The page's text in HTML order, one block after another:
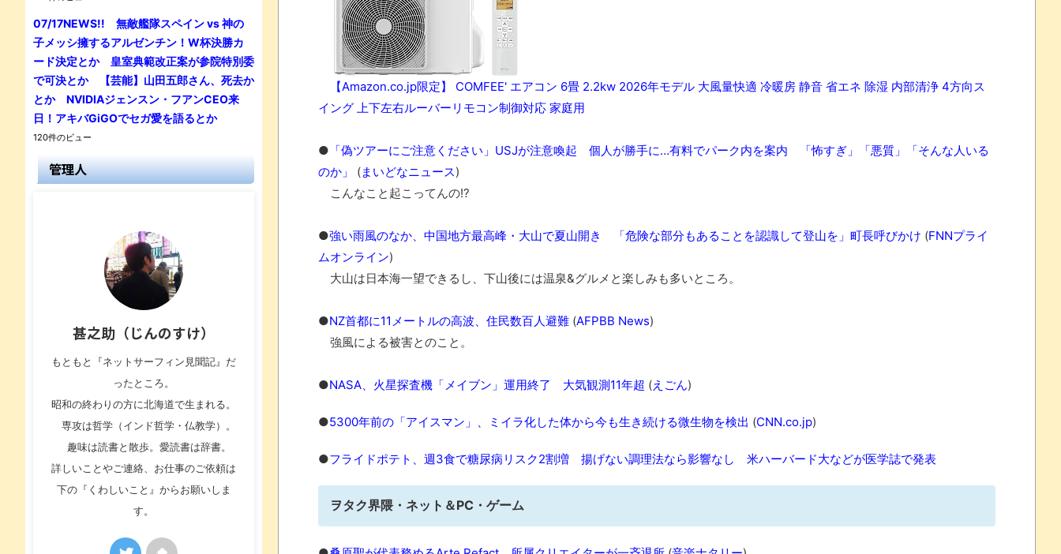
【Amazon.co.jp限定】 COMFEE' エアコン 6畳 2.2kw 2026年モデル 大風量快適 冷暖房 静音 省エネ 除湿 内部清浄 4方向ス
イング 上下左右ルーバーリモコン制御対応 家庭用
● 「偽ツアーにご注意ください」USJが注意喚起 個人が勝手に…有料でパーク内を案内 「怖すぎ」「悪質」「そんな人いる
のか」
(まいどなニュース)
こんなこと起こってんの!?
●強い雨風のなか、中国地方最高峰・大山で夏山開き 「危険な部分もあることを認識して登山を」町長呼びかけ (FNNプライ
ムオンライン)
大山は日本海一望できるし、下山後には温泉&グルメと楽しみも多いところ。
●NZ首都に11メートルの高波、住民数百人避難 (AFPBB News)
強風による被害とのこと。
●NASA、火星探査機「メイブン」運用終了 大気観測11年超 (えごん)
●5300年前の「アイスマン」、ミイラ化した体から今も生き続ける微生物を検出 (CNN.co.jp)
●フライドポテト、週3食で糖尿病リスク2割増 揚げない調理法なら影響なし 米ハーバード大などが医学誌で発表
ヲタク界隈・ネット＆PC・ゲーム
07/17NEWS!! 無敵艦隊スペイン vs 神の
子メッシ擁するアルゼンチン！W杯決勝カ
ード決定とか 皇室典範改正案が参院特別委
で可決とか 【芸能】山田五郎さん、死去か
とか NVIDIAジェンスン・フアンCEO来
日！アキバGiGOでセガ愛を語るとか
120件のビュー
管理人
甚之助（じんのすけ）
もともと『ネットサーフィン見聞記』だ
ったところ。
昭和の終わりの方に北海道で生まれる。
専攻は哲学（インド哲学・仏教学）。
趣味は読書と散歩。愛読書は辞書。
詳しいことやご連絡、お仕事のご依頼は
下の『くわしいこと』からお願いしま
す。